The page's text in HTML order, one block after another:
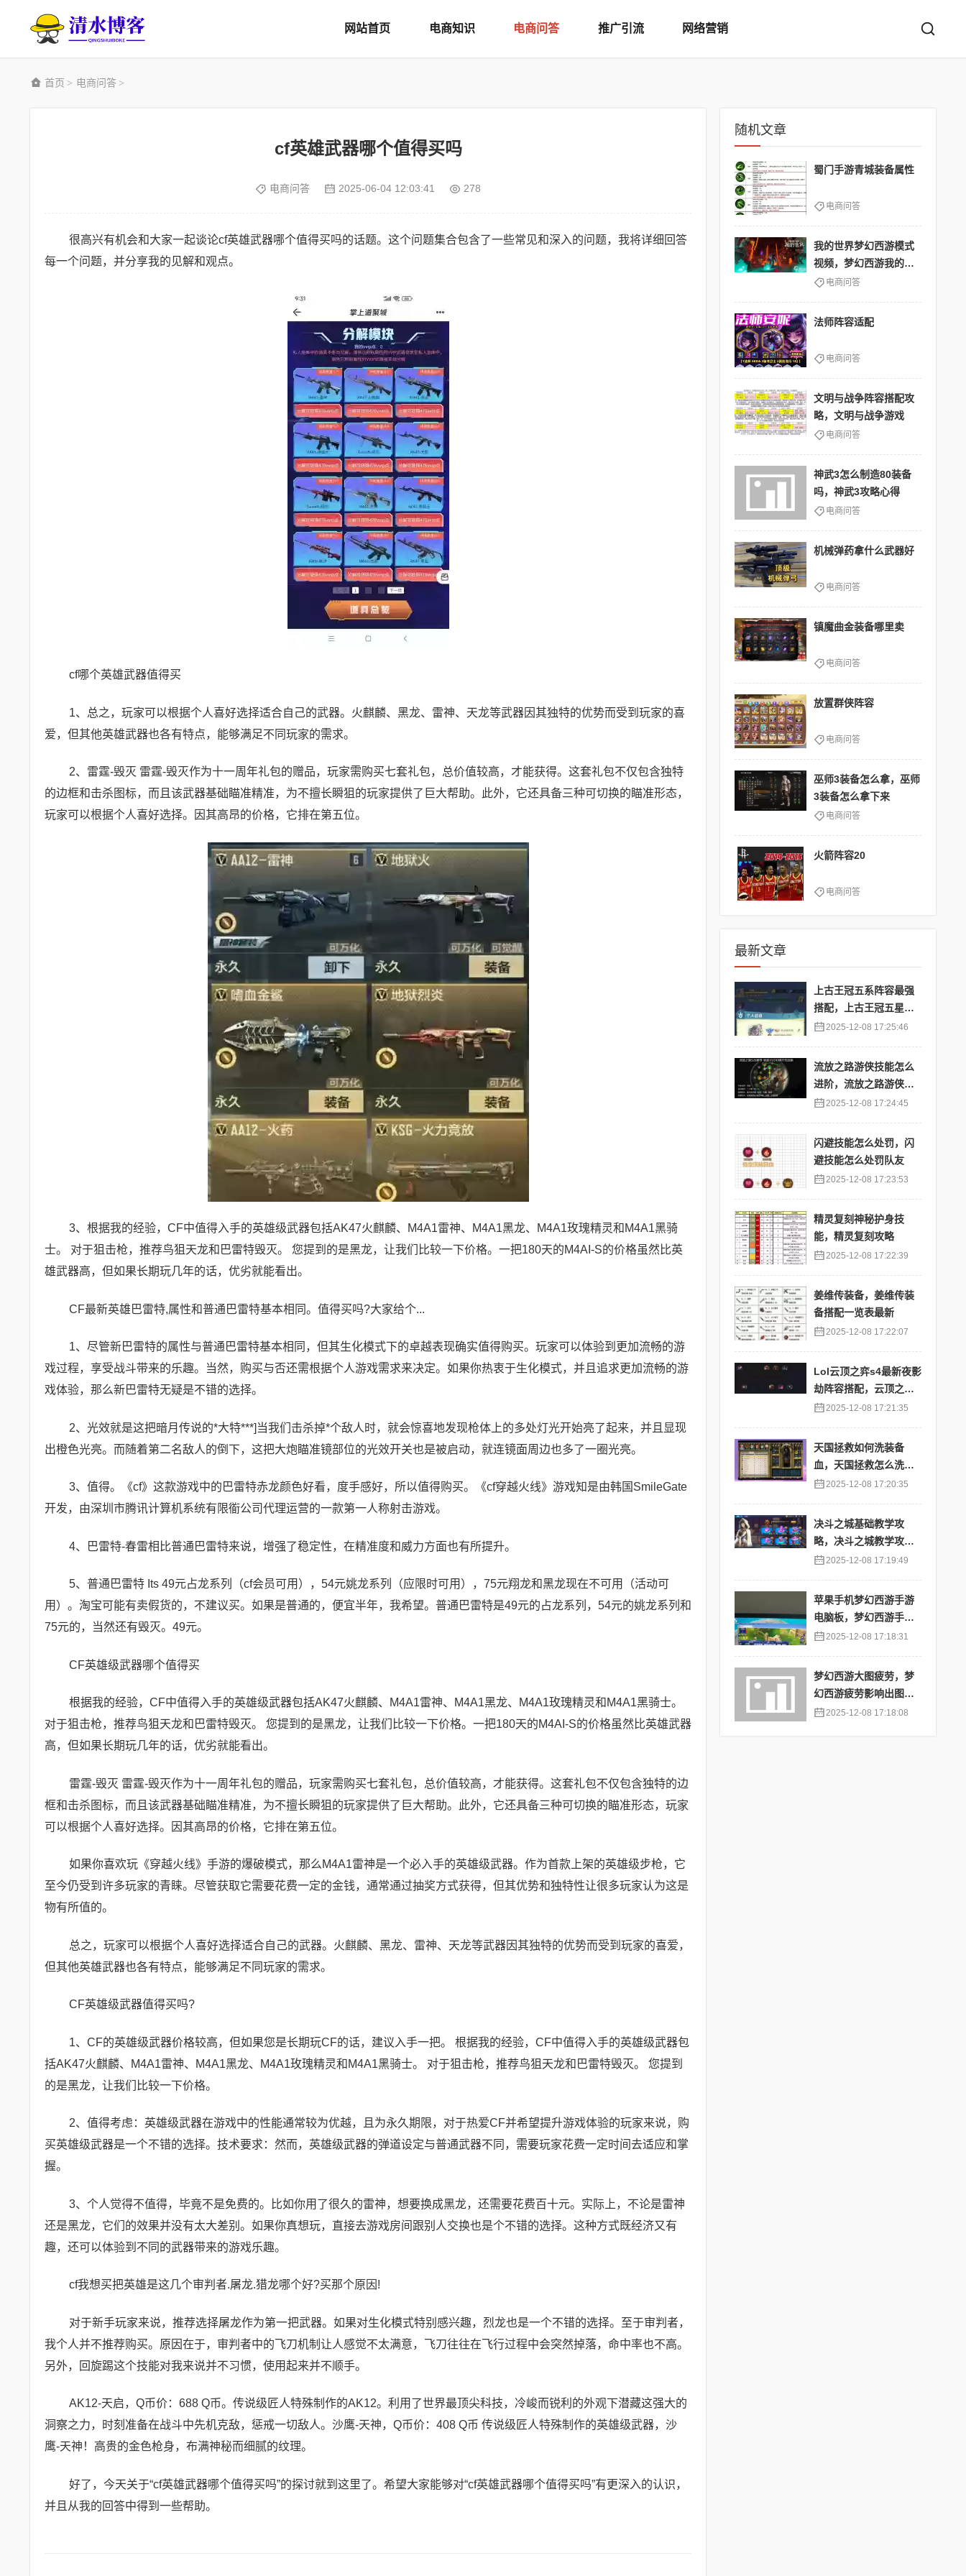
网站首页 电商知识 电商问答 推广引流 网络营销
首页 > 电商问答 >
cf英雄武器哪个值得买吗
电商问答 2025-06-04 12:03:41 278
很高兴有机会和大家一起谈论cf英雄武器哪个值得买吗的话题。这个问题集合包含了一些常见和深入的问题，我将详细回答
每一个问题，并分享我的见解和观点。
cf哪个英雄武器值得买
1、总之，玩家可以根据个人喜好选择适合自己的武器。火麒麟、黑龙、雷神、天龙等武器因其独特的优势而受到玩家的喜
爱，但其他英雄武器也各有特点，能够满足不同玩家的需求。
2、雷霆-毁灭 雷霆-毁灭作为十一周年礼包的赠品，玩家需购买七套礼包，总价值较高，才能获得。这套礼包不仅包含独特
的边框和击杀图标，而且该武器基础瞄准精准，为不擅长瞬狙的玩家提供了巨大帮助。此外，它还具备三种可切换的瞄准形态，
玩家可以根据个人喜好选择。因其高昂的价格，它排在第五位。
3、根据我的经验，CF中值得入手的英雄级武器包括AK47火麒麟、M4A1雷神、M4A1黑龙、M4A1玫瑰精灵和M4A1黑骑
士。 对于狙击枪，推荐鸟狙天龙和巴雷特毁灭。 您提到的是黑龙，让我们比较一下价格。一把180天的M4AI-S的价格虽然比英
雄武器高，但如果长期玩几年的话，优劣就能看出。
CF最新英雄巴雷特,属性和普通巴雷特基本相同。值得买吗?大家给个...
1、尽管新巴雷特的属性与普通巴雷特基本相同，但其生化模式下的卓越表现确实值得购买。玩家可以体验到更加流畅的游
戏过程，享受战斗带来的乐趣。当然，购买与否还需根据个人游戏需求来决定。如果你热衷于生化模式，并且追求更加流畅的游
戏体验，那么新巴雷特无疑是不错的选择。
2、光效就是这把暗月传说的*大特***]当我们击杀掉*个敌人时，就会惊喜地发现枪体上的多处灯光开始亮了起来，并且显现
出橙色光亮。而随着第二名敌人的倒下，这把大炮瞄准镜部位的光效开关也是被启动，就连镜面周边也多了一圈光亮。
3、值得。《cf》这款游戏中的巴雷特赤龙颜色好看，度手感好，所以值得购买。《cf穿越火线》游戏知是由韩国SmileGate
开发，由深圳市腾讯计算机系统有限衜公司代理运营的一款第一人称射击游戏。
4、巴雷特-春雷相比普通巴雷特来说，增强了稳定性，在精准度和威力方面也有所提升。
5、普通巴雷特 Its 49元占龙系列（cf会员可用），54元姚龙系列（应限时可用），75元翔龙和黑龙现在不可用（活动可
用）。淘宝可能有卖假货的，不建议买。如果是普通的，便宜半年，我希望。普通巴雷特是49元的占龙系列，54元的姚龙系列和
75元的，当然还有毁灭。49元。
CF英雄级武器哪个值得买
根据我的经验，CF中值得入手的英雄级武器包括AK47火麒麟、M4A1雷神、M4A1黑龙、M4A1玫瑰精灵和M4A1黑骑士。
对于狙击枪，推荐鸟狙天龙和巴雷特毁灭。 您提到的是黑龙，让我们比较一下价格。一把180天的M4AI-S的价格虽然比英雄武器
高，但如果长期玩几年的话，优劣就能看出。
雷霆-毁灭 雷霆-毁灭作为十一周年礼包的赠品，玩家需购买七套礼包，总价值较高，才能获得。这套礼包不仅包含独特的边
框和击杀图标，而且该武器基础瞄准精准，为不擅长瞬狙的玩家提供了巨大帮助。此外，它还具备三种可切换的瞄准形态，玩家
可以根据个人喜好选择。因其高昂的价格，它排在第五位。
如果你喜欢玩《穿越火线》手游的爆破模式，那么M4A1雷神是一个必入手的英雄级武器。作为首款上架的英雄级步枪，它
至今仍受到许多玩家的青睐。尽管获取它需要花费一定的金钱，通常通过抽奖方式获得，但其优势和独特性让很多玩家认为这是
物有所值的。
总之，玩家可以根据个人喜好选择适合自己的武器。火麒麟、黑龙、雷神、天龙等武器因其独特的优势而受到玩家的喜爱，
但其他英雄武器也各有特点，能够满足不同玩家的需求。
CF英雄级武器值得买吗?
1、CF的英雄级武器价格较高，但如果您是长期玩CF的话，建议入手一把。 根据我的经验，CF中值得入手的英雄级武器包
括AK47火麒麟、M4A1雷神、M4A1黑龙、M4A1玫瑰精灵和M4A1黑骑士。 对于狙击枪，推荐鸟狙天龙和巴雷特毁灭。 您提到
的是黑龙，让我们比较一下价格。
2、值得考虑：英雄级武器在游戏中的性能通常较为优越，且为永久期限，对于热爱CF并希望提升游戏体验的玩家来说，购
买英雄级武器是一个不错的选择。技术要求：然而，英雄级武器的弹道设定与普通武器不同，需要玩家花费一定时间去适应和掌
握。
3、个人觉得不值得，毕竟不是免费的。比如你用了很久的雷神，想要换成黑龙，还需要花费百十元。实际上，不论是雷神
还是黑龙，它们的效果并没有太大差别。如果你真想玩，直接去游戏房间跟别人交换也是个不错的选择。这种方式既经济又有
趣，还可以体验到不同的武器带来的游戏乐趣。
cf我想买把英雄是这几个审判者.屠龙.猎龙哪个好?买那个原因!
对于新手玩家来说，推荐选择屠龙作为第一把武器。如果对生化模式特别感兴趣，烈龙也是一个不错的选择。至于审判者，
我个人并不推荐购买。原因在于，审判者中的飞刀机制让人感觉不太满意，飞刀往往在飞行过程中会突然掉落，命中率也不高。
另外，回旋踢这个技能对我来说并不习惯，使用起来并不顺手。
AK12-天启，Q币价：688 Q币。传说级匠人特殊制作的AK12。利用了世界最顶尖科技，冷峻而锐利的外观下潜藏这强大的
洞察之力，时刻准备在战斗中先机克敌，惩戒一切敌人。沙鹰-天神，Q币价：408 Q币 传说级匠人特殊制作的英雄级武器，沙
鹰-天神！高贵的金色枪身，布满神秘而细腻的纹理。
好了，今天关于“cf英雄武器哪个值得买吗”的探讨就到这里了。希望大家能够对“cf英雄武器哪个值得买吗”有更深入的认识，
并且从我的回答中得到一些帮助。
随机文章
蜀门手游青城装备属性
电商问答
我的世界梦幻西游模式
视频，梦幻西游我的世
界联动是什么意思
电商问答
法师阵容适配
电商问答
文明与战争阵容搭配攻
略，文明与战争游戏
电商问答
神武3怎么制造80装备
吗，神武3攻略心得
电商问答
机械弹药拿什么武器好
电商问答
镇魔曲金装备哪里卖
电商问答
放置群侠阵容
电商问答
巫师3装备怎么拿，巫师
3装备怎么拿下来
电商问答
火箭阵容20
电商问答
最新文章
上古王冠五系阵容最强
搭配，上古王冠五星排
行 2025-12-08 17:25:46
流放之路游侠技能怎么
进阶，流放之路游侠技
能怎么进阶的
2025-12-08 17:24:45
闪避技能怎么处罚，闪
避技能怎么处罚队友
2025-12-08 17:23:53
精灵复刻神秘护身技
能，精灵复刻攻略
2025-12-08 17:22:39
姜维传装备，姜维传装
备搭配一览表最新
2025-12-08 17:22:07
Lol云顶之弈s4最新夜影
劫阵容搭配，云顶之奕
夜影劫阵容
2025-12-08 17:21:35
天国拯救如何洗装备
血，天国拯救怎么洗衣
服 2025-12-08 17:20:35
决斗之城基础教学攻
略，决斗之城教学攻略2
1112025-12-08 17:19:49
苹果手机梦幻西游手游
电脑板，梦幻西游手游
苹果端怎么在电脑上登
2025-12-08 17:18:31
梦幻西游大图疲劳，梦
幻西游疲劳影响出图率
吗 2025-12-08 17:18:08